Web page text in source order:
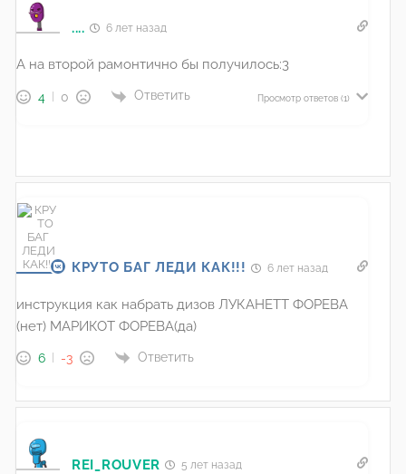
.... 6 лет назад
А на второй рамонтично бы получилось:3
4 0 Ответить Просмотр ответов (1)
КРУТО БАГ ЛЕДИ КАК!!! 6 лет назад
инструкция как набрать дизов ЛУКАНЕТТ ФОРЕВА
(нет) МАРИКОТ ФОРЕВА(да)
6 -3 Ответить
REI_ROUVER 5 лет назад